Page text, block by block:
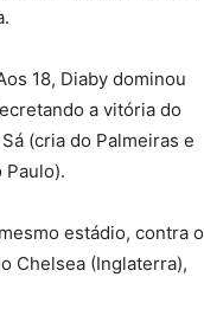
18, Diaby dominou
a vitória do
(cria do Palmeiras e
estádio, contra o
Chelsea (Inglaterra),